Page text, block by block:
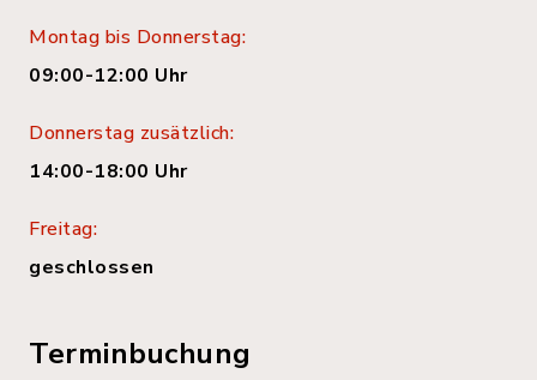
Montag bis Donnerstag:
09:00-12:00 Uhr
Donnerstag zusätzlich:
14:00-18:00 Uhr
Freitag:
geschlossen
Terminbuchung